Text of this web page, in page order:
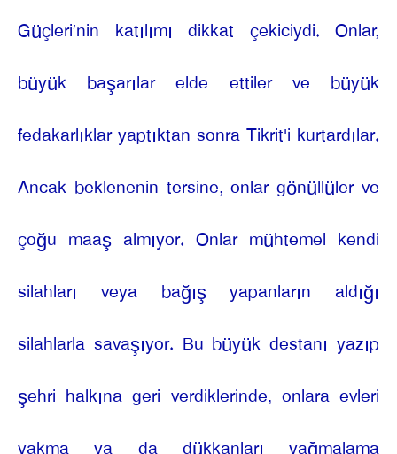
Güçleri’nin katılımı dikkat çekiciydi. Onlar,
büyük başarılar elde ettiler ve büyük
fedakarlıklar yaptıktan sonra Tikrit'i kurtardılar.
Ancak beklenenin tersine, onlar gönüllüler ve
çoğu maaş almıyor. Onlar mühtemel kendi
silahları veya bağış yapanların aldığı
silahlarla savaşıyor. Bu büyük destanı yazıp
şehri halkına geri verdiklerinde, onlara evleri